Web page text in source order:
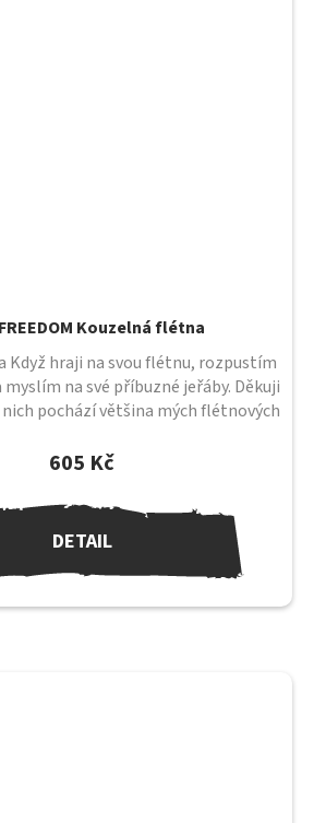
Kouzelná flétna
605 Kč
DETAIL
Když hraji na svou flétnu, rozpustím
myslím na své příbuzné jeřáby. Děkuji
pochází většina mých flétnových